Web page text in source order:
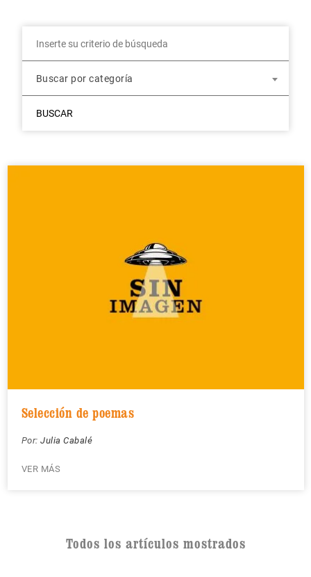
Buscar por categoría
BUSCAR
Selección de poemas
Por: Julia Cabalé
VER MÁS
Todos los artículos mostrados